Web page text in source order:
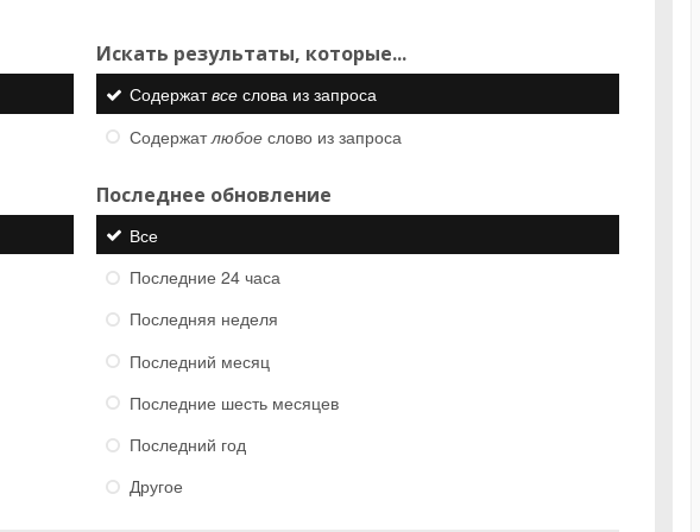
Искать результаты, которые...
Содержатвсеслова из запроса
Содержатлюбоеслово из запроса
Последнее обновление
Все
Последние 24 часа
Последняя неделя
Последний месяц
Последние шесть месяцев
Последний год
Другое